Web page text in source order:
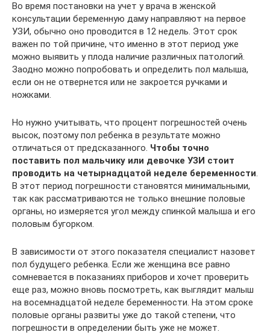
Во время постановки на учет у врача в женской
консультации беременную даму направляют на первое
УЗИ, обычно оно проводится в 12 недель. Этот срок
важен по той причине, что именно в этот период уже
можно выявить у плода наличие различных патологий.
Заодно можно попробовать и определить пол малыша,
если он не отвернется или не закроется ручками и
ножками.
Но нужно учитывать, что процент погрешностей очень
высок, поэтому пол ребенка в результате можно
отличаться от предсказанного. Чтобы точно
поставить пол мальчику или девочке УЗИ стоит
проводить на четырнадцатой неделе беременности.
В этот период погрешности становятся минимальными,
так как рассматриваются не только внешние половые
органы, но измеряется угол между спинкой малыша и его
половым бугорком.
В зависимости от этого показателя специалист назовет
пол будущего ребенка. Если же женщина все равно
сомневается в показаниях приборов и хочет проверить
еще раз, можно вновь посмотреть, как выглядит малыш
на восемнадцатой неделе беременности. На этом сроке
половые органы развиты уже до такой степени, что
погрешности в определении быть уже не может.